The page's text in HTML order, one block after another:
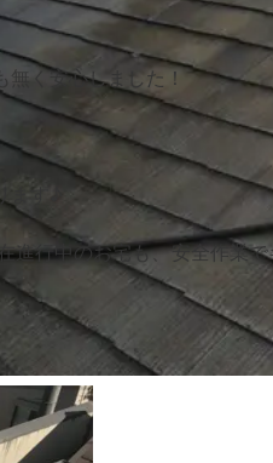
無く安心しました！
す♪
行中のお宅も、安全作業